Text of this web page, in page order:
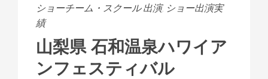
ショーチーム・スクール 出演, ショー出演実
績
山梨県 石和温泉ハワイア
ンフェスティバル